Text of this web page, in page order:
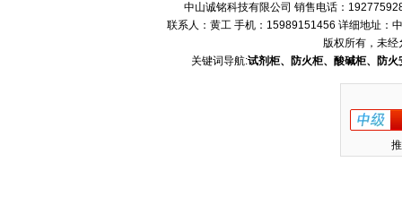
中山诚铭科技有限公司 销售电话：
联系人：黄工 手机：15989151456 详细地址：
版权所有，未经
关键词导航:试剂柜、防火柜、酸碱柜、防